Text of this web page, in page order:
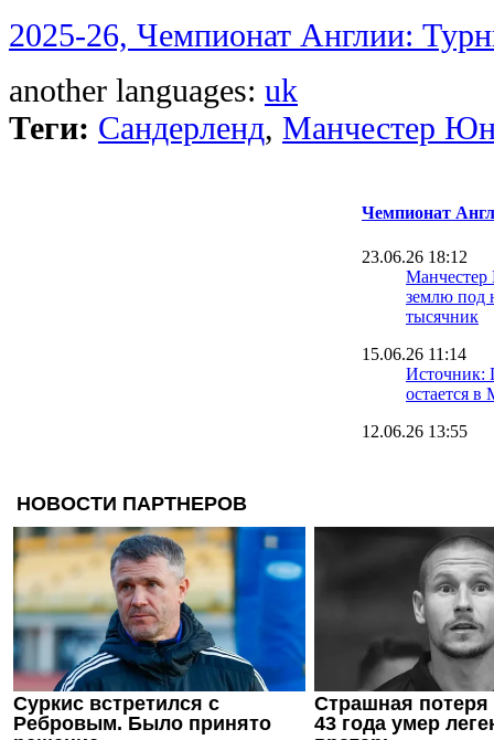
2025-26, Чемпионат Англии:
another languages: uk
Теги: Сандерленд, Манчестер
Чемпионат
23.06.26 18:12
землю под
тысячник
15.06.26 11:14
Источник:
остается в
12.06.26 13:55
11.06.26 19:20
Домашнее
чемпиона
матчем
09.06.26 19:12
Стало
новым
Пэлас